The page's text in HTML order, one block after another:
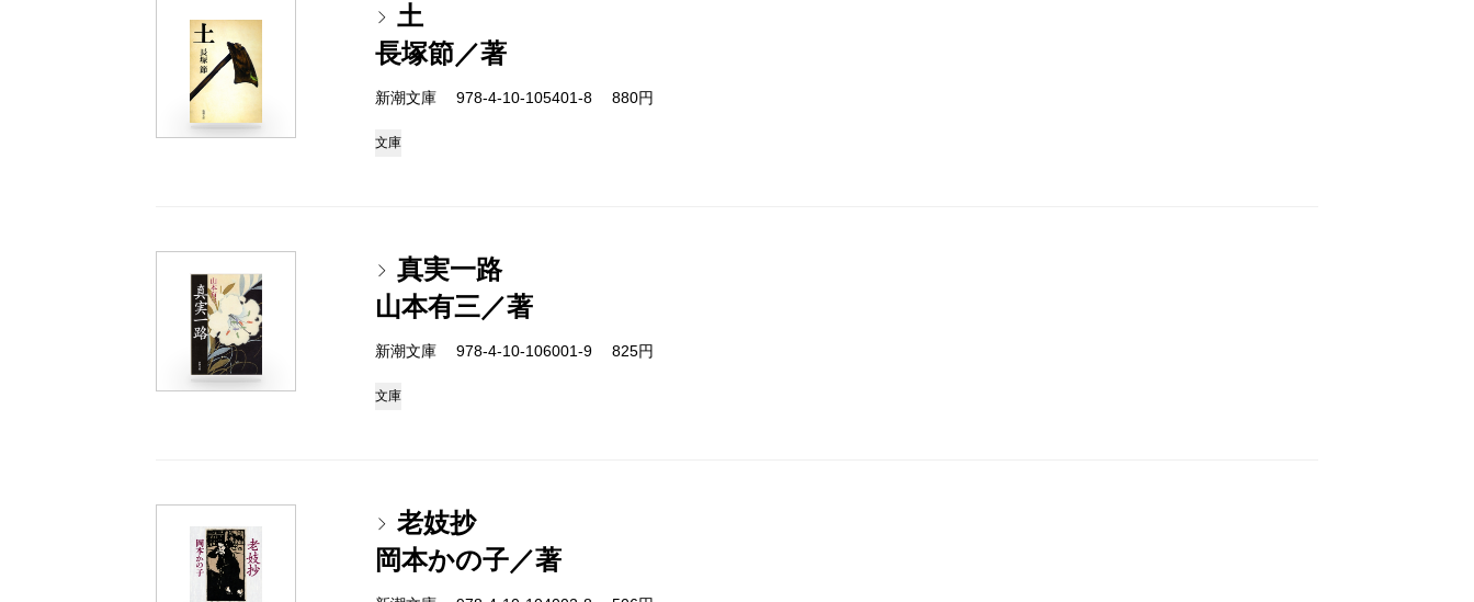
土
長塚節／著
新潮文庫 978-4-10-105401-8 880円
文庫
真実一路
山本有三／著
新潮文庫 978-4-10-106001-9 825円
文庫
老妓抄
岡本かの子／著